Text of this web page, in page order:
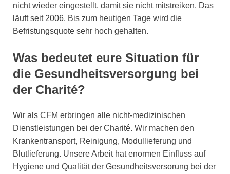
nicht wieder eingestellt, damit sie nicht mitstreiken. Das
läuft seit 2006. Bis zum heutigen Tage wird die
Befristungsquote sehr hoch gehalten.
Was bedeutet eure Situation für
die Gesundheitsversorgung bei
der Charité?
Wir als CFM erbringen alle nicht-medizinischen
Dienstleistungen bei der Charité. Wir machen den
Krankentransport, Reinigung, Modullieferung und
Blutlieferung. Unsere Arbeit hat enormen Einfluss auf
Hygiene und Qualität der Gesundheitsversorung bei der